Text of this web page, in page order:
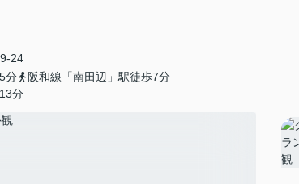
24
分
阪和線「南田辺」駅徒歩7分
分